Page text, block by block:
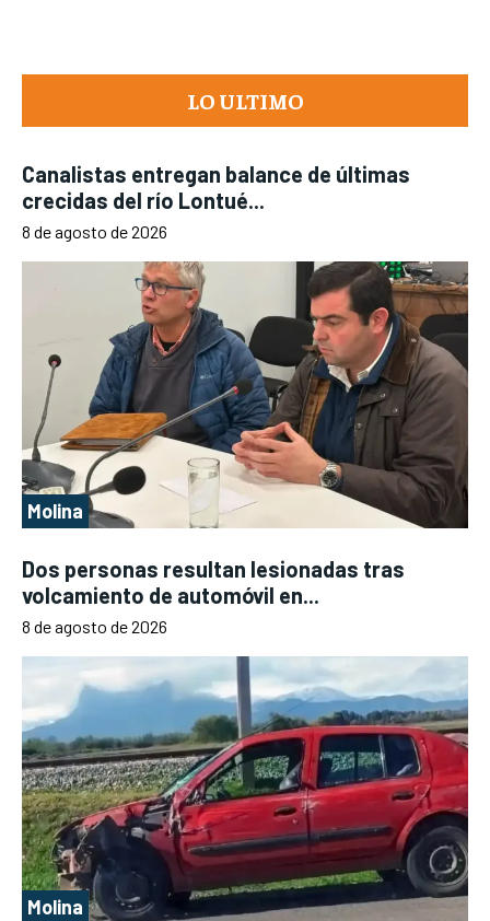
LO ULTIMO
Canalistas entregan balance de últimas
crecidas del río Lontué...
8 de agosto de 2026
Molina
Dos personas resultan lesionadas tras
volcamiento de automóvil en...
8 de agosto de 2026
Molina